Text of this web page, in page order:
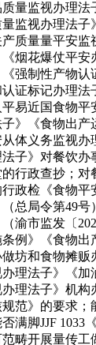
量监视办理法
监视办理法子
质量量平安监
烟花爆仗平安
强制性产物认
证标记办理法
易近国食物平
》《食物出产
体义务监视办
子》对餐饮办
行政查抄；对
政检《食物平
总局令第49号
渝市监发〔
例》《食物出
坊和食物摊贩
理法子》《加
理法子》机构
范》的要求；
满脚JJF 1033
畴开展量传工